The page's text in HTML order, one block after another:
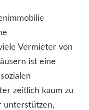
Vermieter von
ist eine
zeitlich kaum zu
unterstützen,